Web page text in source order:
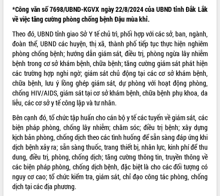
LIÊN KẾT WEB
THỐNG KÊ TRUY CẬP
Hôm nay:
22853
Tất cả: 66035593
*Công văn số 7698/UBND-KGVX ngày 22/8/2024 của UBND tỉnh Đắk Lắk
về việc tăng cường phòng chống bệnh Đậu mùa khỉ.
Theo đó, UBND tỉnh giao Sở Y tế chủ trì, phối hợp với các sở, ban, ngành,
đoàn thể, UBND các huyện, thị xã, thành phố tiếp tục thực hiện nghiêm
phòng chống bệnh; hướng dẫn giám sát, điều trị, phòng ngừa lây nhiễm
bệnh trong cơ sở khám bệnh, chữa bệnh; tăng cường giám sát phát hiện
các trường hợp nghi ngờ; giám sát chủ động tại các cơ sở khám bệnh,
chữa bệnh, lưu ý lồng ghép giám sát, dự phòng với hoạt động phòng,
chống HIV/AIDS, giám sát tại cơ sở khám bệnh, chữa bệnh phụ khoa, da
liễu, các cơ sở y tế công lập và tư nhân.
Bên cạnh đó, tổ chức tập huấn cho cán bộ y tế các tuyến về giám sát, các
biện pháp phòng, chống lây nhiễm; chăm sóc; điều trị bệnh; xây dựng
kịch bản phòng, chống dịch theo các tình huống để sẵn sàng đáp ứng khi
dịch bệnh xảy ra; sẵn sàng thuốc, trang thiết bị, nhân lực, kinh phí để thu
dung, điều trị, phòng, chống dịch; tăng cường thông tin, truyền thông về
các biện pháp phòng, chống dịch bệnh, đặc biệt là cho các đối tượng có
nguy cơ cao; tổ chức kiểm tra, giám sát, chỉ đạo công tác phòng, chống
dịch tại các địa phương.